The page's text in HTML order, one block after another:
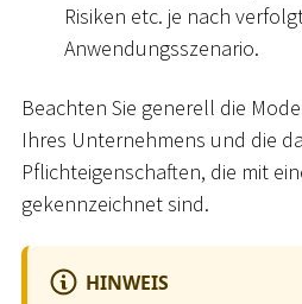
Risiken etc. je nach
Anwendungsszenario.
Beachten Sie generell die
Ihres Unternehmens und die
Pflichteigenschaften, die mit
gekennzeichnet sind.
HINWEIS